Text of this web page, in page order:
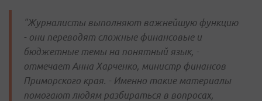
"Журналисты выполняют важнейшую функцию
- они переводят сложные финансовые и
бюджетные темы на понятный язык, -
отмечает Анна Харченко, министр финансов
Приморского края. - Именно такие материалы
помогают людям разбираться в вопросах,